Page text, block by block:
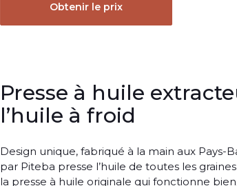
Obtenir le prix
Presse à huile
l’huile à froid
Design unique, fabriqué à la main aux Pays-
par Piteba presse l’huile de toutes les
la presse à huile originale qui fonctionne